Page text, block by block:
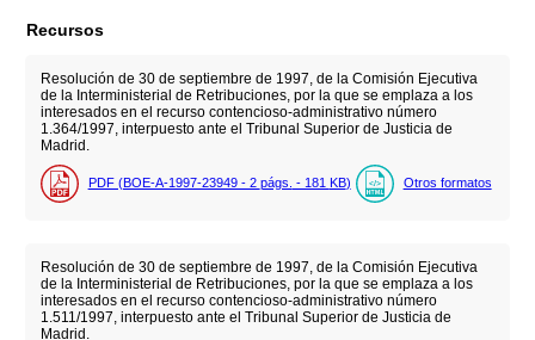
Recursos
Resolución de 30 de septiembre de 1997, de la Comisión Ejecutiva
de la Interministerial de Retribuciones, por la que se emplaza a los
interesados en el recurso contencioso-administrativo número
1.364/1997, interpuesto ante el Tribunal Superior de Justicia de
Madrid.
PDF (BOE-A-1997-23949 - 2 págs. - 181 KB) Otros formatos
Resolución de 30 de septiembre de 1997, de la Comisión Ejecutiva
de la Interministerial de Retribuciones, por la que se emplaza a los
interesados en el recurso contencioso-administrativo número
1.511/1997, interpuesto ante el Tribunal Superior de Justicia de
Madrid.